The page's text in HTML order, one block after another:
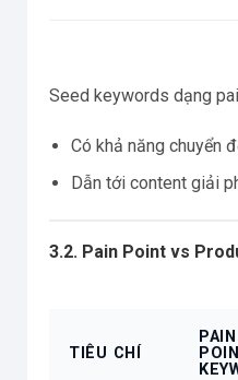
Seed keywords dạng
Có khả năng chuyển
Dẫn tới content giải
3.2. Pain Point vs
TIÊU CHÍ
PAIN